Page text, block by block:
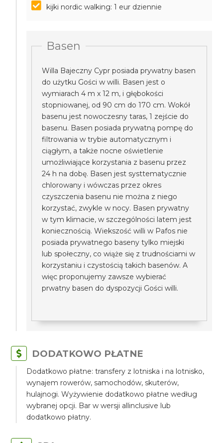
kijki nordic walking: 1 eur dziennie
Basen
Willa Bajeczny Cypr posiada prywatny basen
do użytku Gości w willi. Basen jest o
wymiarach 4 m x 12 m, i głębokości
stopniowanej, od 90 cm do 170 cm. Wokół
basenu jest nowoczesny taras, 1 zejście do
basenu. Basen posiada prywatną pompę do
filtrowania w trybie automatycznym i
ciągłym, a także nocne oświetlenie
umożliwiające korzystania z basenu przez
24 h na dobę. Basen jest systtematycznie
chlorowany i wówczas przez okres
czyszczenia basenu nie można z niego
korzystać, zwykle w nocy. Basen prywatny
w tym klimacie, w szczególności latem jest
koniecznością. Wiekszość willi w Pafos nie
posiada prywatnego baseny tylko miejski
lub społeczny, co wiąże się z trudnościami w
korzystaniu i czystością takich basenów. A
więc proponujemy zawsze wybierać
prwatny basen do dyspozycji Gości willi.
DODATKOWO PŁATNE
Dodatkowo płatne: transfery z lotniska i na lotnisko,
wynajem rowerów, samochodów, skuterów,
hulajnogi. Wyżywienie dodatkowo płatne według
wybranej opcji. Bar w wersji allinclusive lub
dodatkowo płatny.